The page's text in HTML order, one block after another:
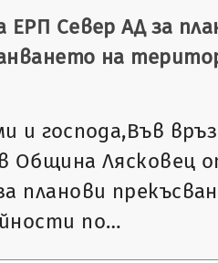
ЕРП Север АД за
на
и господа,Във
Община Лясковец
планови
по…